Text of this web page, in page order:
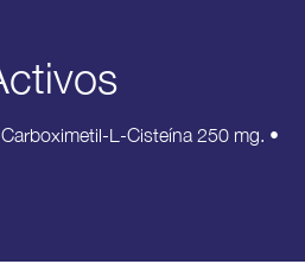
L-Cisteína 250 mg. •